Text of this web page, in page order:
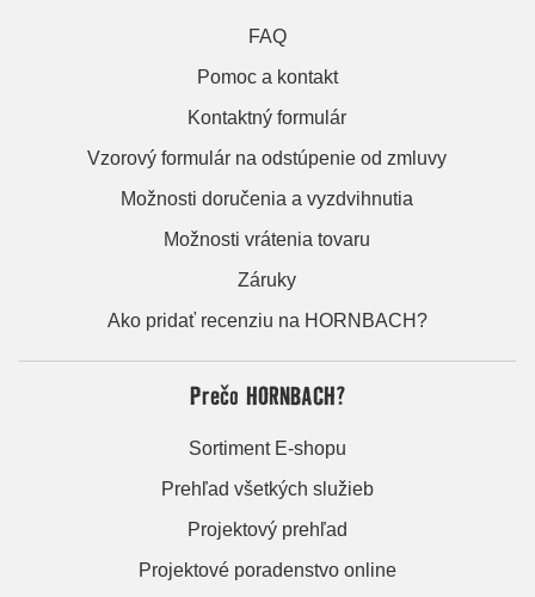
FAQ
Pomoc a kontakt
Kontaktný formulár
Vzorový formulár na odstúpenie od zmluvy
Možnosti doručenia a vyzdvihnutia
Možnosti vrátenia tovaru
Záruky
Ako pridať recenziu na HORNBACH?
Prečo HORNBACH?
Sortiment E-shopu
Prehľad všetkých služieb
Projektový prehľad
Projektové poradenstvo online